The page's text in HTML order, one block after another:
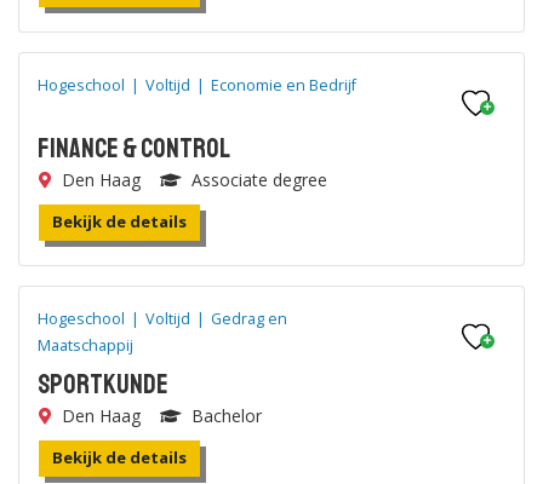
Hogeschool | Voltijd | Economie en Bedrijf
Finance & Control
Den Haag Associate degree
Bekijk de details
Hogeschool | Voltijd | Gedrag en
Maatschappij
Sportkunde
Den Haag Bachelor
Bekijk de details